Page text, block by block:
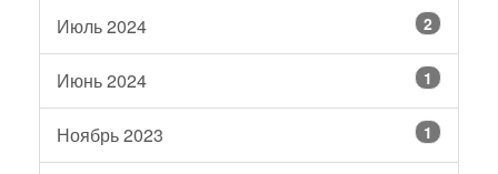
Июль 2024 2
Июнь 2024 1
Ноябрь 2023 1